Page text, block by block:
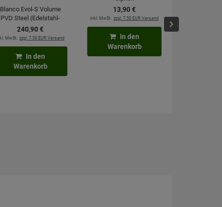
Blanco Evol-S Volume
PVD Steel (Edelstahl-
Finish) 525211
Hochdruckarmatur
240,90€
MwSt. zzgl. 7.50 EUR Versand
In den
Warenkorb
13,90€
inkl. MwSt. zzgl. 7.50 EUR Versand
In den
Warenkorb